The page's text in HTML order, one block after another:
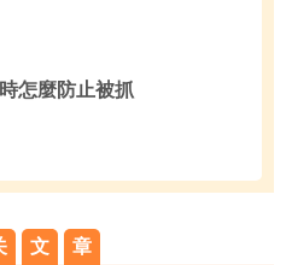
怎麼防止被抓
文 章